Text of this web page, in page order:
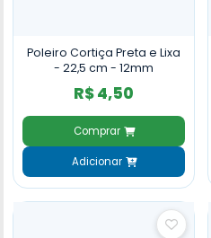
Poleiro Cortiça Preta e Lixa
- 22,5 cm - 12mm
R$ 4,50
Comprar
Adicionar